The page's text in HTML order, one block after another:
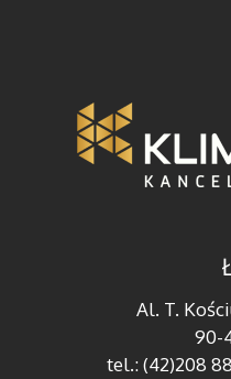
Al. T.
90-
tel.: (42)208